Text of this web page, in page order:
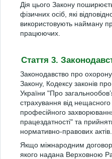
Дія цього Закону
фізичних осіб, які
використовують найману
працюючих.
Стаття 3.
Законодавство про
Закону, Кодексу законів
України "Про
страхування від
професійного
працездатності" та
нормативно-правових актів.
Якщо міжнародним
якого надана Верховною